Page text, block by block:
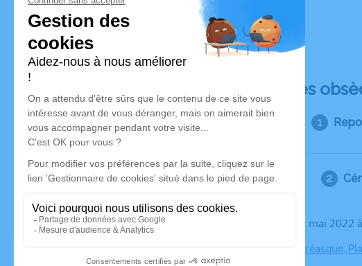
Déroulé des
Le lundi 02 mai 2022
Église de Gréasque,